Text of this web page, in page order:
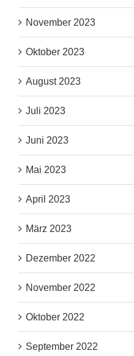
November 2023
Oktober 2023
August 2023
Juli 2023
Juni 2023
Mai 2023
April 2023
März 2023
Dezember 2022
November 2022
Oktober 2022
September 2022